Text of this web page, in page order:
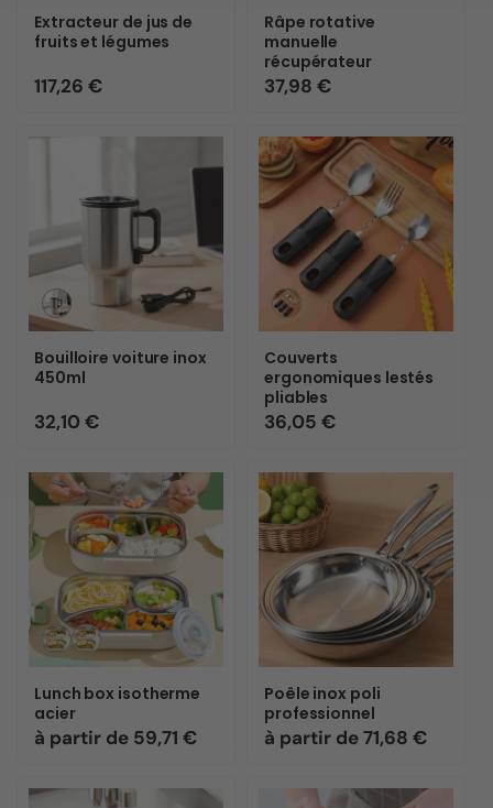
ou
indisponible
Extracteur de jus de
fruits et légumes
Prix
117,26 €
ou
indisponible
Râpe rotative
manuelle
récupérateur
Prix
37,98 €
Variante
épuisée
ou
indisponible
Bouilloire voiture inox
450ml
Prix
32,10 €
Variante
épuisée
ou
indisponible
Couverts
ergonomiques lestés
pliables
Prix
36,05 €
Variante
épuisée
indisponible
Variante
épuisée
ou
indisponible
Lunch box isotherme
acier
Prix
habituel
à partir de 59,71 €
Poêle inox poli
professionnel
Prix
habituel
à partir de 71,68 €